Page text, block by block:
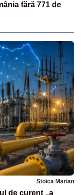
fără 771 de
Stoica Marian
de curent „a